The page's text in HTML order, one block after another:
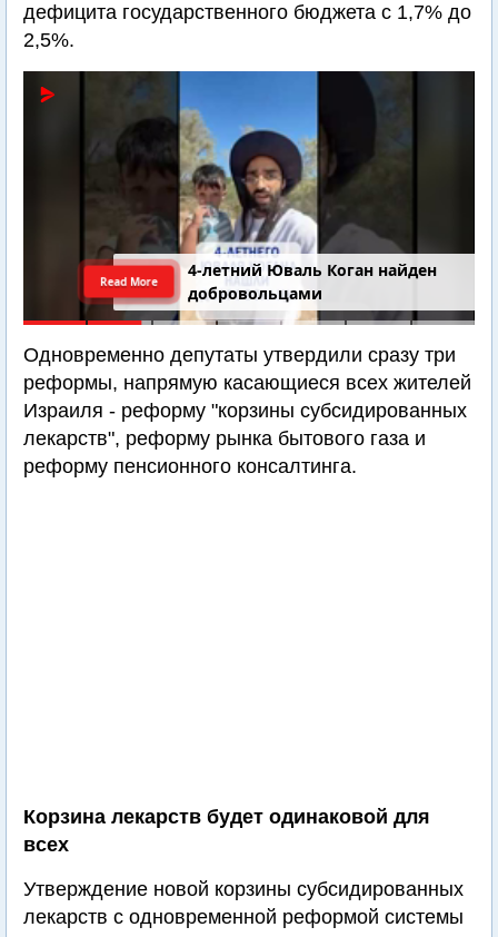
дефицита государственного бюджета с 1,7% до
2,5%.
4-летний Юваль Коган найден
добровольцами
Read More
Одновременно депутаты утвердили сразу три
реформы, напрямую касающиеся всех жителей
Израиля - реформу "корзины субсидированных
лекарств", реформу рынка бытового газа и
реформу пенсионного консалтинга.
Корзина лекарств будет одинаковой для
всех
Утверждение новой корзины субсидированных
лекарств с одновременной реформой системы